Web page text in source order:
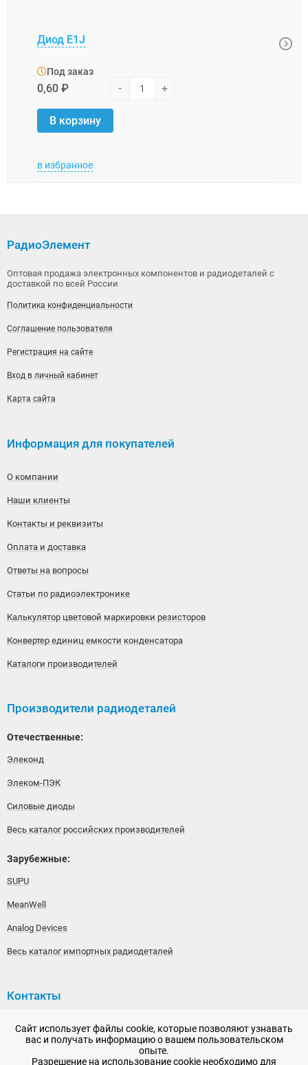
Диод E1J
Под заказ
0,60 ₽ - +
В корзину
в избранное
РадиоЭлемент
Оптовая продажа электронных компонентов и радиодеталей с
доставкой по всей России
Политика конфиденциальности
Соглашение пользователя
Регистрация на сайте
Вход в личный кабинет
Карта сайта
Информация для покупателей
О компании
Наши клиенты
Контакты и реквизиты
Оплата и доставка
Ответы на вопросы
Статьи по радиоэлектронике
Калькулятор цветовой маркировки резисторов
Конвертер единиц емкости конденсатора
Каталоги производителей
Производители радиодеталей
Отечественные:
Элеконд
Элеком-ПЭК
Силовые диоды
Весь каталог российских производителей
Зарубежные:
SUPU
MeanWell
Analog Devices
Весь каталог импортных радиодеталей
Контакты
192148, г. Санкт-Петербург, Железнодорожный проспект,
дом 36
+7 (812) 565-06-52
Сайт использует файлы cookie, которые позволяют узнавать
вас и получать информацию о вашем пользовательском
опыте.
Разрешение на использование cookie необходимо для